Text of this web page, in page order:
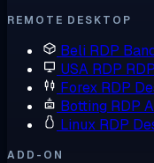
REMOTE DESKTOP
Beli RDP
USA RDP
Forex RDP
Botting RDP
Linux RDP
ADD-ON